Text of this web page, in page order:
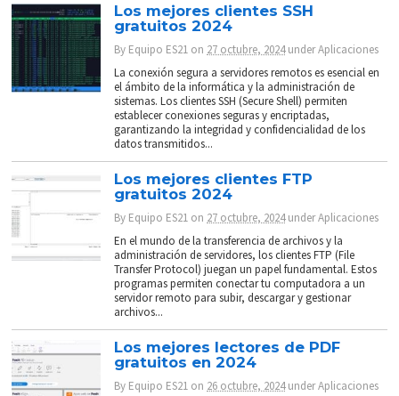
Los mejores clientes SSH
gratuitos 2024
By Equipo ES21 on 27 octubre, 2024 underAplicaciones
La conexión segura a servidores remotos es esencial en
el ámbito de la informática y la administración de
sistemas. Los clientes SSH (Secure Shell) permiten
establecer conexiones seguras y encriptadas,
garantizando la integridad y confidencialidad de los
datos transmitidos...
Los mejores clientes FTP
gratuitos 2024
By Equipo ES21 on 27 octubre, 2024 underAplicaciones
En el mundo de la transferencia de archivos y la
administración de servidores, los clientes FTP (File
Transfer Protocol) juegan un papel fundamental. Estos
programas permiten conectar tu computadora a un
servidor remoto para subir, descargar y gestionar
archivos...
Los mejores lectores de PDF
gratuitos en 2024
By Equipo ES21 on 26 octubre, 2024 underAplicaciones